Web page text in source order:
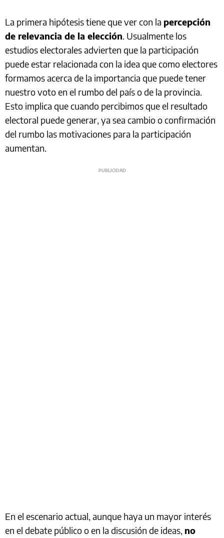
La primera hipótesis tiene que ver con la percepción
de relevancia de la elección. Usualmente los
estudios electorales advierten que la participación
puede estar relacionada con la idea que como electores
formamos acerca de la importancia que puede tener
nuestro voto en el rumbo del país o de la provincia.
Esto implica que cuando percibimos que el resultado
electoral puede generar, ya sea cambio o confirmación
del rumbo las motivaciones para la participación
aumentan.
En el escenario actual, aunque haya un mayor interés
en el debate público o en la discusión de ideas, no